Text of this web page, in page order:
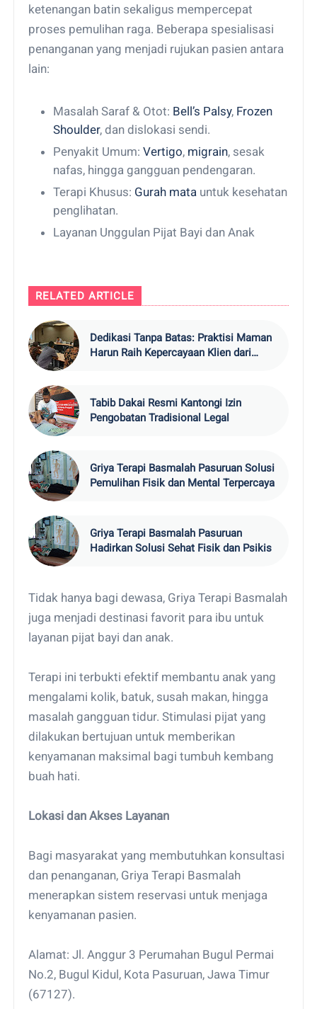
ketenangan batin sekaligus mempercepat
proses pemulihan raga. Beberapa spesialisasi
penanganan yang menjadi rujukan pasien antara
lain:
Masalah Saraf & Otot: Bell’s Palsy, Frozen
Shoulder, dan dislokasi sendi.
Penyakit Umum:Vertigo, migrain, sesak
nafas, hingga gangguan pendengaran.
Terapi Khusus: Gurah mata untuk kesehatan
penglihatan.
Layanan Unggulan Pijat Bayi dan Anak
RELATED ARTICLE
Dedikasi Tanpa Batas: Praktisi Maman
Harun Raih Kepercayaan Klien dari
Tabib Dakai Resmi Kantongi Izin
Pengobatan Tradisional Legal
Griya Terapi Basmalah Pasuruan Solusi
Pemulihan Fisik dan Mental Terpercaya
Griya Terapi Basmalah Pasuruan
Hadirkan Solusi Sehat Fisik dan Psikis
Tidak hanya bagi dewasa, Griya Terapi Basmalah
juga menjadi destinasi favorit para ibu untuk
layanan pijat bayi dan anak.
Terapi ini terbukti efektif membantu anak yang
mengalami kolik, batuk, susah makan, hingga
masalah gangguan tidur. Stimulasi pijat yang
dilakukan bertujuan untuk memberikan
kenyamanan maksimal bagi tumbuh kembang
buah hati.
Lokasi dan Akses Layanan
Bagi masyarakat yang membutuhkan konsultasi
dan penanganan, Griya Terapi Basmalah
menerapkan sistem reservasi untuk menjaga
kenyamanan pasien.
Alamat: Jl. Anggur 3 Perumahan Bugul Permai
No.2, Bugul Kidul, Kota Pasuruan, Jawa Timur
(67127).